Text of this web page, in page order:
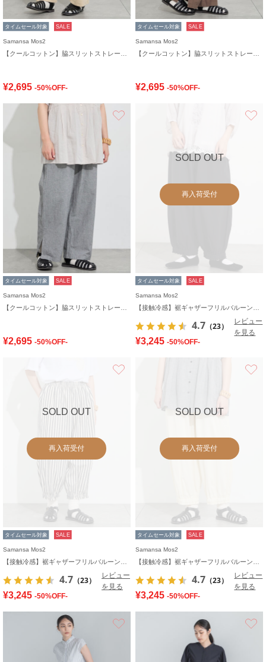
タイムセール対象 SALE
Samansa Mos2
¥2,695 -50%OFF-
タイムセール対象 SALE
Samansa Mos2
¥2,695 -50%OFF-
タイムセール対象 SALE
Samansa Mos2
¥2,695 -50%OFF-
SOLD OUT
再入荷受付
タイムセール対象 SALE
Samansa Mos2
4.7 （23）
レビュー
を見る
¥3,245 -50%OFF-
SOLD OUT
再入荷受付
タイムセール対象 SALE
Samansa Mos2
4.7 （23）
レビュー
を見る
¥3,245 -50%OFF-
SOLD OUT
再入荷受付
タイムセール対象 SALE
Samansa Mos2
4.7 （23）
レビュー
を見る
¥3,245 -50%OFF-